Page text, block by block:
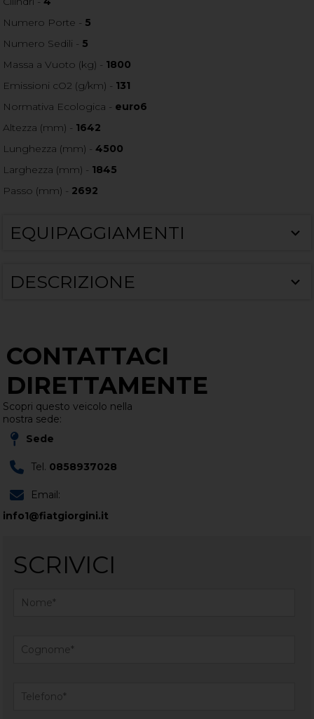
Numero Porte - 5
Numero Sedili - 5
Massa a Vuoto (kg) - 1800
Emissioni cO2 (g/km) - 131
Normativa Ecologica - euro6
Altezza (mm) - 1642
Lunghezza (mm) -4500
Larghezza (mm) - 1845
Passo (mm) - 2692
EQUIPAGGIAMENTI
DESCRIZIONE
CONTATTACI
DIRETTAMENTE
Scopri questo veicolo nella
nostra sede:
Sede
Tel. 0858937028
Email:
info1@fiatgiorgini.it
SCRIVICI